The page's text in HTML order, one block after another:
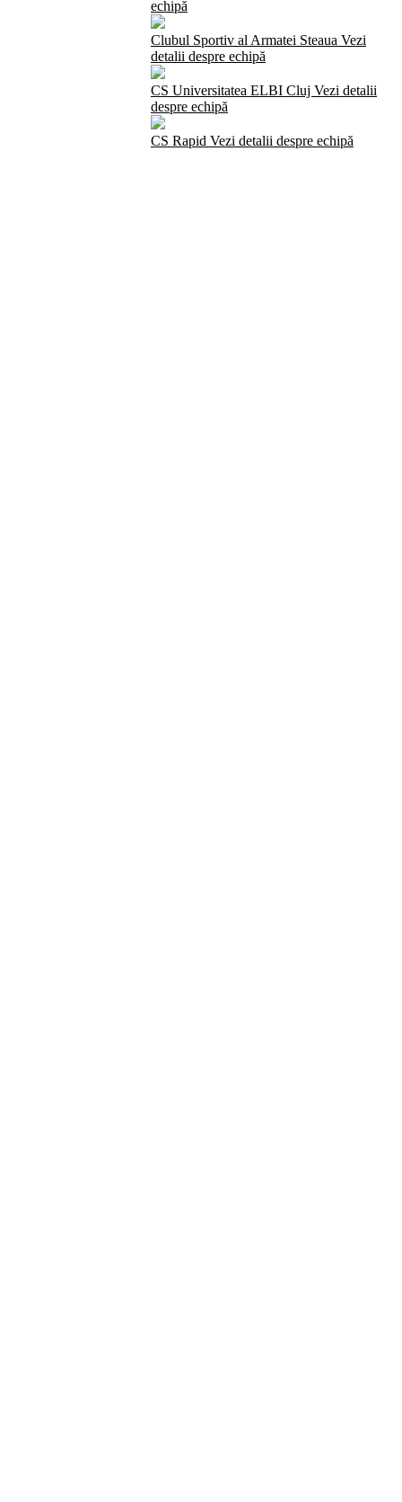
echipă
Clubul Sportiv al Armatei Steaua Vezi
detalii despre echipă
CS Universitatea ELBI Cluj Vezi detalii
despre echipă
CS Rapid Vezi detalii despre echipă